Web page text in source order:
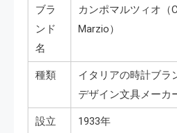
ブラ
ンド
名
カンポマルツィオ（
Marzio）
種類
イタリアの時計ブラ
デザイン文具メーカ
設立
1933年